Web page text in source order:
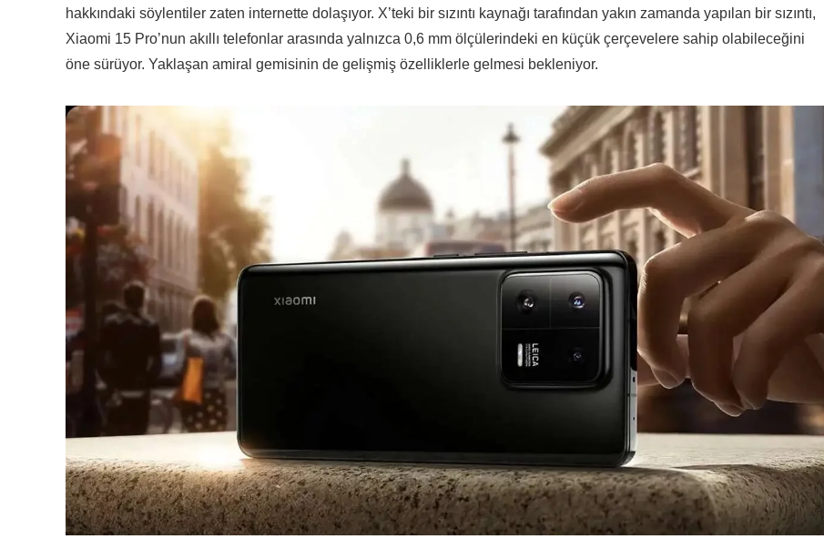
hakkındaki söylentiler zaten internette dolaşıyor. X’teki bir sızıntı kaynağı tarafından yakın zamanda yapılan bir sızıntı,
Xiaomi 15 Pro’nun akıllı telefonlar arasında yalnızca 0,6 mm ölçülerindeki en küçük çerçevelere sahip olabileceğini
öne sürüyor. Yaklaşan amiral gemisinin de gelişmiş özelliklerle gelmesi bekleniyor.